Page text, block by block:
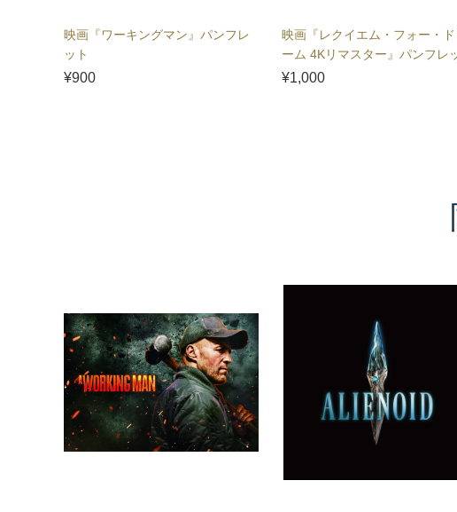
映画『ワーキングマン』パンフレ
ット
¥900
映画『レクイエム・フォー・ド
ーム 4Kリマスター』パンフレ
ト
¥1,000